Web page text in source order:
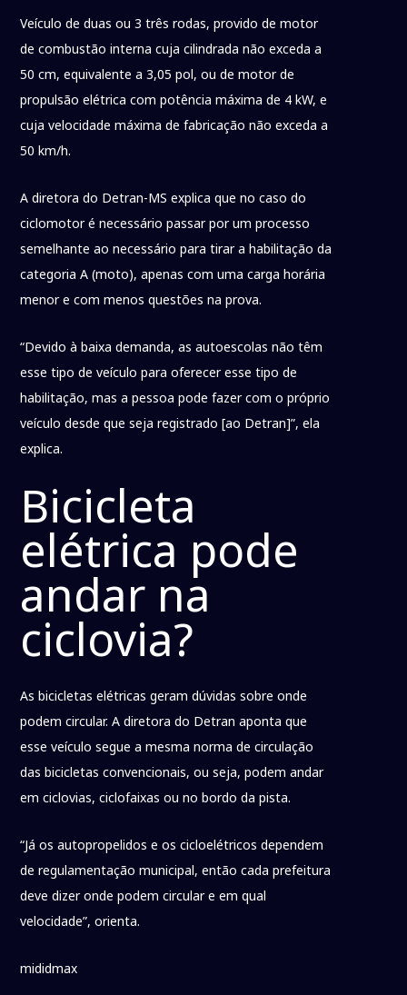
Veículo de duas ou 3 três rodas, provido de motor
de combustão interna cuja cilindrada não exceda a
50 cm, equivalente a 3,05 pol, ou de motor de
propulsão elétrica com potência máxima de 4 kW, e
cuja velocidade máxima de fabricação não exceda a
50 km/h.
A diretora do Detran-MS explica que no caso do
ciclomotor é necessário passar por um processo
semelhante ao necessário para tirar a habilitação da
categoria A (moto), apenas com uma carga horária
menor e com menos questões na prova.
“Devido à baixa demanda, as autoescolas não têm
esse tipo de veículo para oferecer esse tipo de
habilitação, mas a pessoa pode fazer com o próprio
veículo desde que seja registrado [ao Detran]”, ela
explica.
Bicicleta
elétrica pode
andar na
ciclovia?
As bicicletas elétricas geram dúvidas sobre onde
podem circular. A diretora do Detran aponta que
esse veículo segue a mesma norma de circulação
das bicicletas convencionais, ou seja, podem andar
em ciclovias, ciclofaixas ou no bordo da pista.
“Já os autopropelidos e os cicloelétricos dependem
de regulamentação municipal, então cada prefeitura
deve dizer onde podem circular e em qual
velocidade”, orienta.
mididmax